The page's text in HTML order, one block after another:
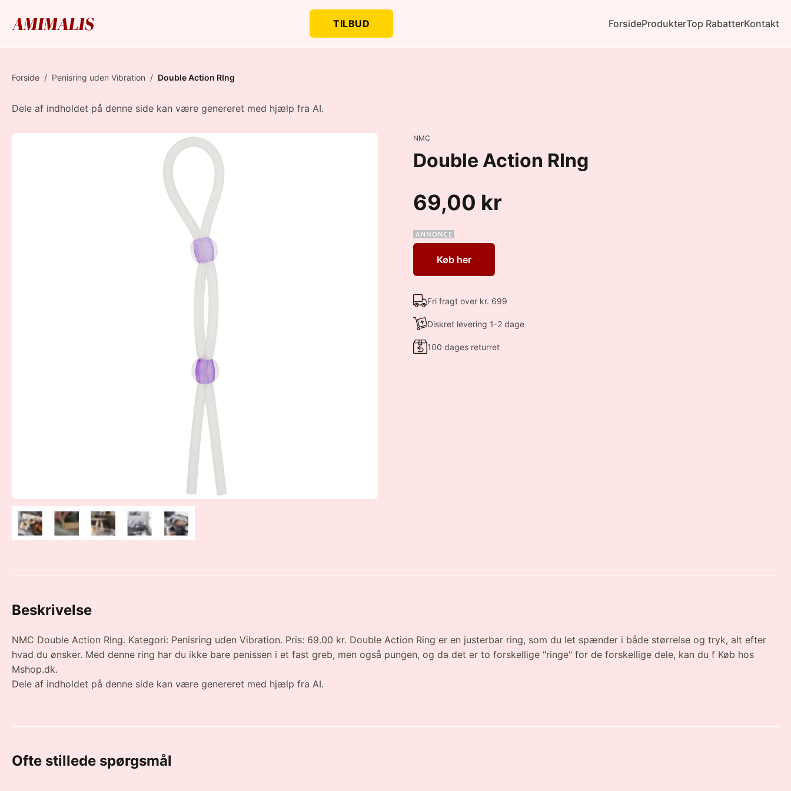
TILBUD ForsideProdukterTop RabatterKontakt
Forside / Penisring uden Vibration / Double Action RIng
Dele af indholdet på denne side kan være genereret med hjælp fra AI.
NMC
Double Action RIng
69,00 kr
Køb her
Fri fragt over kr. 699
Diskret levering 1-2 dage
100 dages returret
Beskrivelse
NMC Double Action RIng. Kategori: Penisring uden Vibration. Pris: 69.00 kr. Double Action Ring er en justerbar ring, som du let spænder i både størrelse og tryk, alt efter
hvad du ønsker. Med denne ring har du ikke bare penissen i et fast greb, men også pungen, og da det er to forskellige "ringe" for de forskellige dele, kan du f Køb hos
Mshop.dk.
Dele af indholdet på denne side kan være genereret med hjælp fra AI.
Ofte stillede spørgsmål